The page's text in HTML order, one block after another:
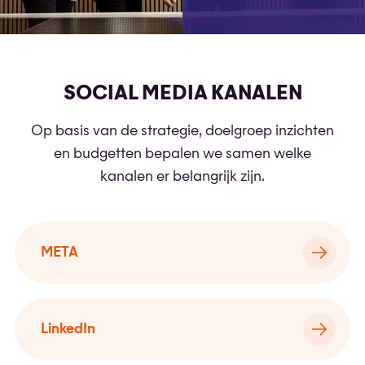
SOCIAL MEDIA KANALEN
Op basis van de strategie, doelgroep inzichten
en budgetten bepalen we samen welke
kanalen er belangrijk zijn.
META
LinkedIn